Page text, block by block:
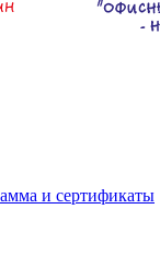
и сертификаты